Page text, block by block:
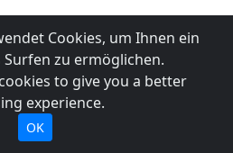
Cookies, um Ihnen ein
zu ermöglichen.
to give you a better
experience.
OK